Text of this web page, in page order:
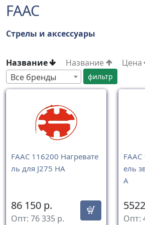
FAAC
Стрелы и аксессуары
Название Название Цена
Все бренды
FAAC 116200 Нагревате
ль для J275 НА
86 150 р.
Опт: 76 335 р.
ель
A
5522
Опт: